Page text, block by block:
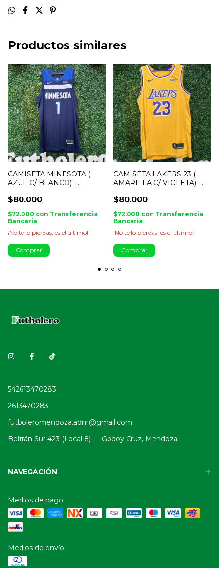
Productos similares
CAMISETA MINESOTA (
AZUL C/ BLANCO) -
$80.000
$72.000 con Transferencia
Bancaria
¡No te lo pierdas, es el último!
Comprar
CAMISETA LAKERS 23 (
AMARILLA C/ VIOLETA) -
$80.000
$72.000 con Transferencia
Bancaria
¡No te lo pierdas, es el último!
Comprar
542613470283
2613470283
futboleromendoza.adm@gmail.com
Beltrán Sur 423 (Local 8) — Godoy Cruz, Mendoza
NAVEGACIÓN
Medios de pago
Medios de envío